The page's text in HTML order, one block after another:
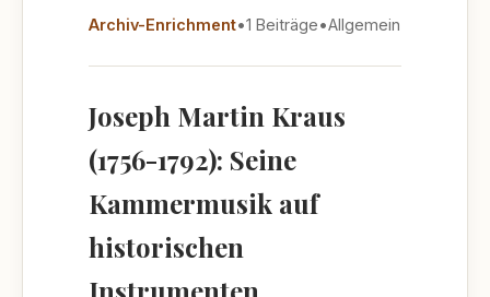
Archiv-Enrichment•1 Beiträge•Allgemein
Joseph Martin Kraus
(1756-1792): Seine
Kammermusik auf
historischen